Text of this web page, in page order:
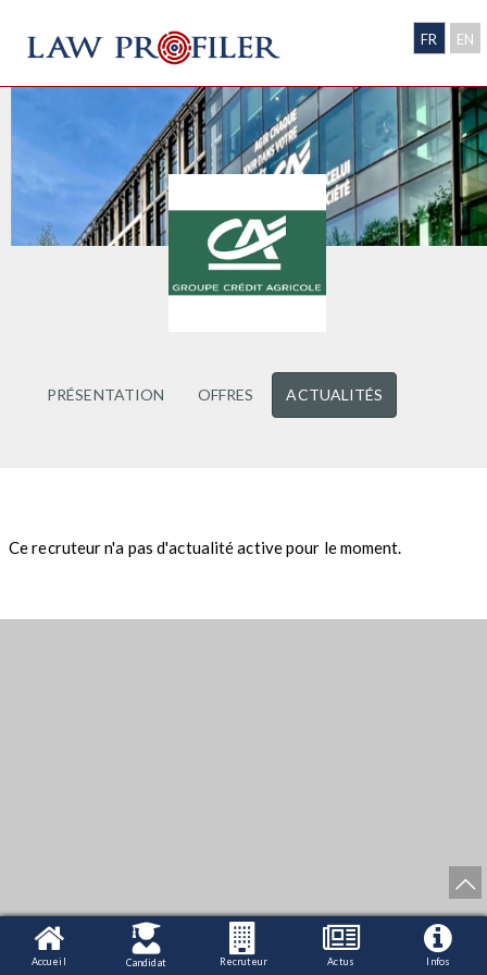
FR EN
PRÉSENTATION OFFRES ACTUALITÉS
Ce recruteur n'a pas d'actualité active pour le moment.
Accueil Candidat Recruteur Actus Infos